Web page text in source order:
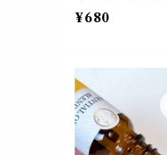
トル 底部充填
ス 詰替 容器
ミスト ハンドメ
ト 絵 名画 油絵
品 芸術 美術 美
れ
¥680